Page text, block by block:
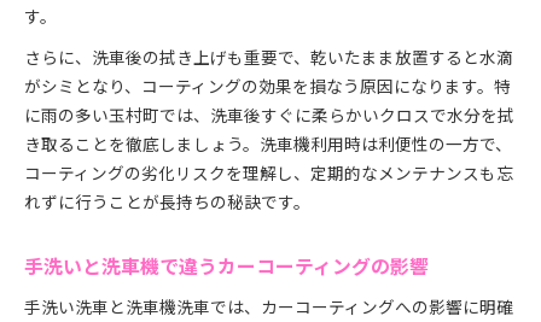
す。
さらに、洗車後の拭き上げも重要で、乾いたまま放置すると水滴
がシミとなり、コーティングの効果を損なう原因になります。特
に雨の多い玉村町では、洗車後すぐに柔らかいクロスで水分を拭
き取ることを徹底しましょう。洗車機利用時は利便性の一方で、
コーティングの劣化リスクを理解し、定期的なメンテナンスも忘
れずに行うことが長持ちの秘訣です。
手洗いと洗車機で違うカーコーティングの影響
手洗い洗車と洗車機洗車では、カーコーティングへの影響に明確